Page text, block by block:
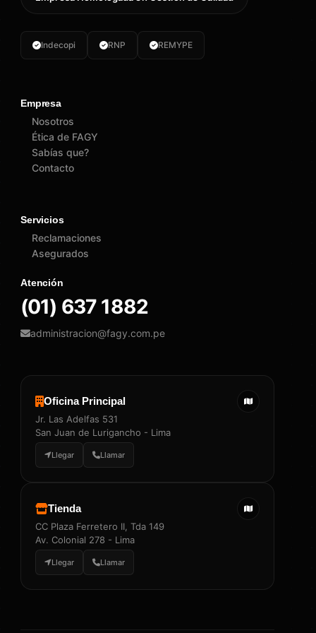
Indecopi RNP REMYPE
Empresa
Nosotros
Ética de FAGY
Sabías que?
Contacto
Servicios
Reclamaciones
Asegurados
Atención
(01) 637 1882
administracion@fagy.com.pe
Oficina Principal
Jr. Las Adelfas 531
San Juan de Lurigancho - Lima
Llegar Llamar
Tienda
CC Plaza Ferretero II, Tda 149
Av. Colonial 278 - Lima
Llegar Llamar